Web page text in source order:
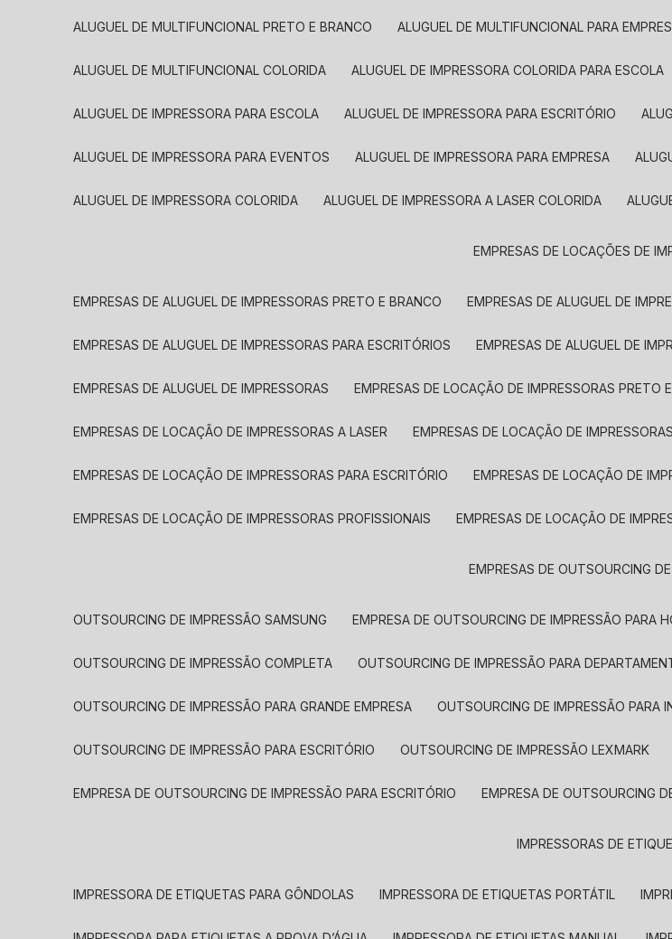
ALUGUEL DE MULTIFUNCIONAL PRETO E BRANCO ALUGUEL DE MULTIFUNCIONAL PARA
ALUGUEL DE MULTIFUNCIONAL COLORIDA ALUGUEL DE IMPRESSORA COLORIDA PARA ESCOLA
ALUGUEL DE IMPRESSORA PARA ESCOLA ALUGUEL DE IMPRESSORA PARA ESCRITÓRIO
ALUGUEL DE IMPRESSORA PARA EVENTOS ALUGUEL DE IMPRESSORA PARA EMPRESA
ALUGUEL DE IMPRESSORA COLORIDA ALUGUEL DE IMPRESSORA A LASER COLORIDA
EMPRESAS DE LOCAÇÕES DE
EMPRESAS DE ALUGUEL DE IMPRESSORAS PRETO E BRANCO EMPRESAS DE ALUGUEL DE
EMPRESAS DE ALUGUEL DE IMPRESSORAS PARA ESCRITÓRIOS EMPRESAS DE ALUGUEL DE
EMPRESAS DE ALUGUEL DE IMPRESSORAS EMPRESAS DE LOCAÇÃO DE IMPRESSORAS PRETO
EMPRESAS DE LOCAÇÃO DE IMPRESSORAS A LASER EMPRESAS DE LOCAÇÃO DE
EMPRESAS DE LOCAÇÃO DE IMPRESSORAS PARA ESCRITÓRIO EMPRESAS DE LOCAÇÃO DE
EMPRESAS DE LOCAÇÃO DE IMPRESSORAS PROFISSIONAIS EMPRESAS DE LOCAÇÃO DE
EMPRESAS DE OUTSOURCING
OUTSOURCING DE IMPRESSÃO SAMSUNG EMPRESA DE OUTSOURCING DE IMPRESSÃO PARA
OUTSOURCING DE IMPRESSÃO COMPLETA OUTSOURCING DE IMPRESSÃO PARA
OUTSOURCING DE IMPRESSÃO PARA GRANDE EMPRESA OUTSOURCING DE IMPRESSÃO PARA
OUTSOURCING DE IMPRESSÃO PARA ESCRITÓRIO OUTSOURCING DE IMPRESSÃO LEXMARK
EMPRESA DE OUTSOURCING DE IMPRESSÃO PARA ESCRITÓRIO EMPRESA DE OUTSOURCING
IMPRESSORAS DE
IMPRESSORA DE ETIQUETAS PARA GÔNDOLAS IMPRESSORA DE ETIQUETAS PORTÁTIL